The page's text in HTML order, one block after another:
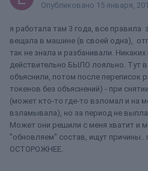
Опубликовано 15 января,
я работала там 3 года, все правила
вещала в машине (в своей одна),
так не знала и разбанивали.
действительно БЫЛО лояльно. Тут в
объяснили, потом после переписок
токенов без объяснений) - при
(может кто-то где-то взломал и на
взламывала), но за период не
Может они решили с меня хватит и
"обновляем" состав, ищут
ОСТОРОЖНЕЕ.